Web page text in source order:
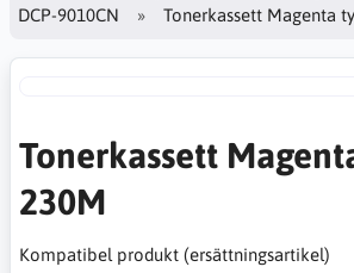
DCP-9010CN
Tonerkassett Magenta
Tonerkassett
230M
Kompatibel produkt (ersättningsartikel)